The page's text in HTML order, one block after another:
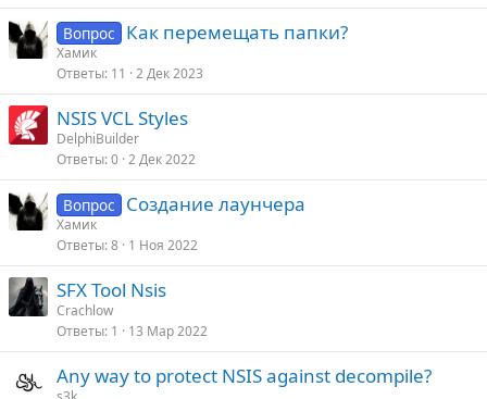
р
Вопрос Как перемещать папки?
Хамик
Ответы 11 2 Дек 2023
NSIS VCL Styles
DelphiBuilder
Ответы 0 2 Дек 2022
Вопрос Создание лаунчера
Хамик
Ответы 8 1 Ноя 2022
SFX Tool Nsis
Crachlow
Ответы 1 13 Мар 2022
Any way to protect NSIS against decompile?